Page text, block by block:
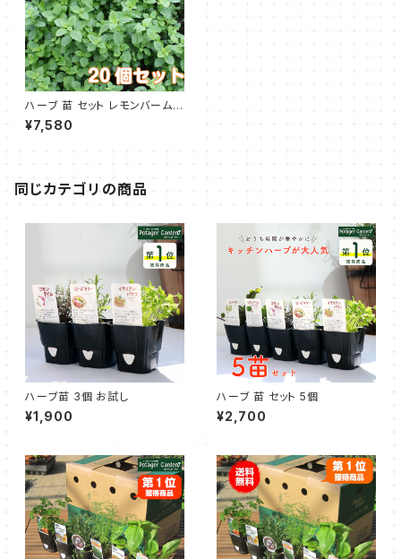
ハーブ 苗 セット レモンバーム 2
0個
¥7,580
同じカテゴリの商品
ハーブ苗 3個 お試し
¥1,900
ハーブ 苗 セット 5個
¥2,700